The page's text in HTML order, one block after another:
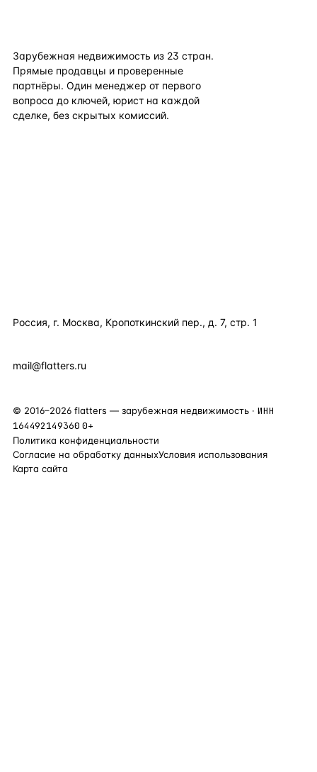
Зарубежная недвижимость из 23 стран.
Прямые продавцы и проверенные
партнёры. Один менеджер от первого
вопроса до ключей, юрист на каждой
сделке, без скрытых комиссий.
Россия, г. Москва, Кропоткинский пер., д. 7, стр. 1
mail@flatters.ru
© 2016–2026 flatters — зарубежная недвижимость · ИНН
164492149360 0+
Политика конфиденциальности
Согласие на обработку данныхУсловия использования
Карта сайта